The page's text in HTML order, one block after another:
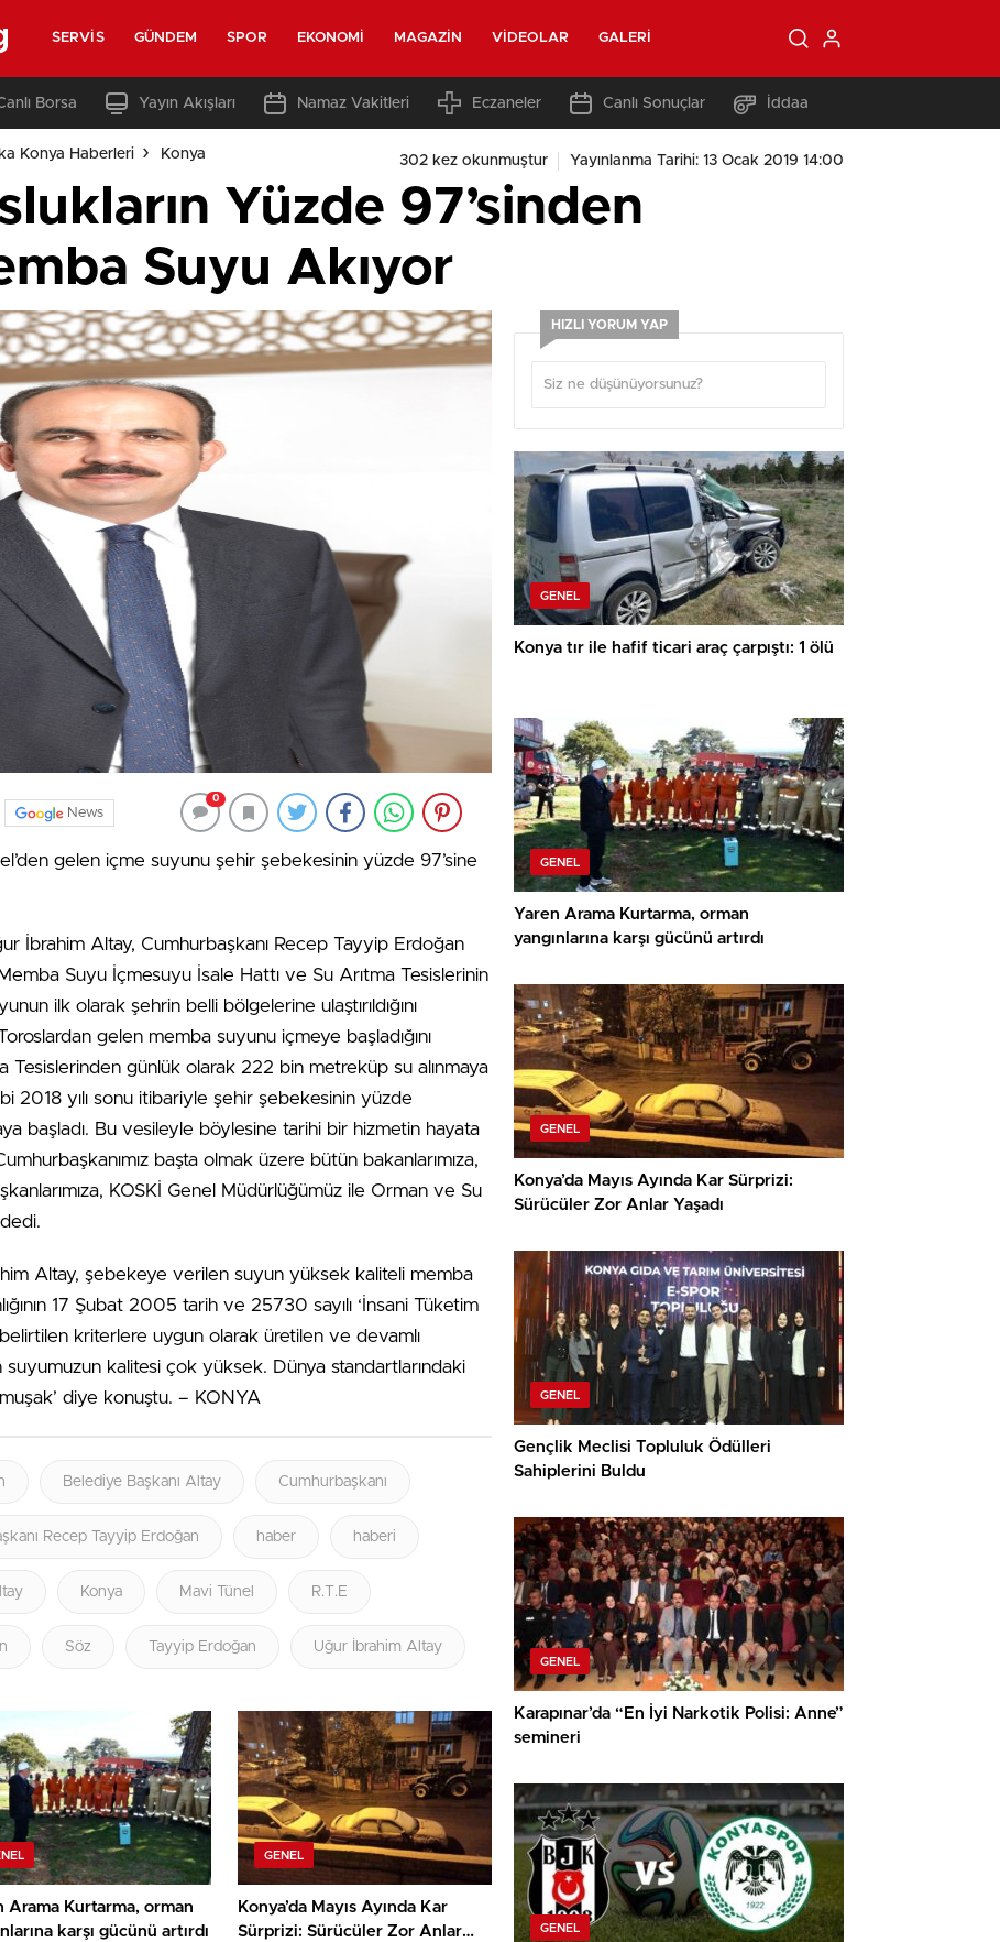
SERVIS GÜNDEM SPOR EKONOMI MAGAZIN VIDEOLAR GALERI
Borsa Yayın Akışları Namaz Vakitleri Eczaneler Canlı Sonuçlar İddaa
Konya Haberleri Konya 302 kez okunmuştur Yayınlanma Tarihi: 13 Ocak 2019 14:00
Yüzde 97’sinden
Suyu Akıyor
News
0
gelen içme suyunu şehir şebekesinin yüzde 97’sine
İbrahim Altay, Cumhurbaşkanı Recep Tayyip Erdoğan
Suyu İçmesuyu İsale Hattı ve Su Arıtma Tesislerinin
ilk olarak şehrin belli bölgelerine ulaştırıldığını
gelen memba suyunu içmeye başladığını
Tesislerinden günlük olarak 222 bin metreküp su alınmaya
2018 yılı sonu itibariyle şehir şebekesinin yüzde
başladı. Bu vesileyle böylesine tarihi bir hizmetin hayata
başta olmak üzere bütün bakanlarımıza,
KOSKİ Genel Müdürlüğümüz ile Orman ve Su
Altay, şebekeye verilen suyun yüksek kaliteli memba
17 Şubat 2005 tarih ve 25730 sayılı ‘İnsani Tüketim
kriterlere uygun olarak üretilen ve devamlı
suyumuzun kalitesi çok yüksek. Dünya standartlarındaki
diye konuştu. – KONYA
Belediye Başkanı Altay Cumhurbaşkanı
Recep Tayyip Erdoğan haber haberi
Konya Mavi Tünel R.T.E
Söz Tayyip Erdoğan Uğur İbrahim Altay
Arama Kurtarma, orman
karşı gücünü artırdı
GENEL
Konya’da Mayıs Ayında Kar
Sürprizi: Sürücüler Zor Anlar
HIZLI YORUM YAP
GENEL
Konya tır ile hafif ticari araç çarpıştı: 1 ölü
GENEL
Yaren Arama Kurtarma, orman
yangınlarına karşı gücünü artırdı
GENEL
Konya’da Mayıs Ayında Kar Sürprizi:
Sürücüler Zor Anlar Yaşadı
GENEL
Gençlik Meclisi Topluluk Ödülleri
Sahiplerini Buldu
GENEL
Karapınar’da “En İyi Narkotik Polisi: Anne”
semineri
GENEL